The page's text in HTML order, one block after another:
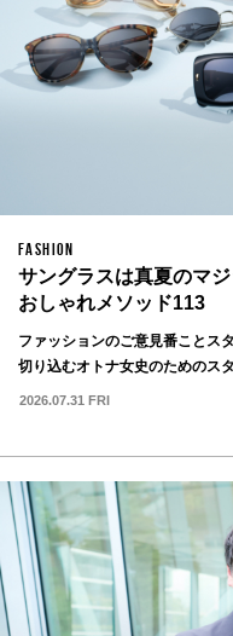
FASHION
サングラスは真夏のマ
おしゃれメソッド113
ファッションのご意見番ことス
切り込むオトナ女史のためのス
2026.07.31 FRI